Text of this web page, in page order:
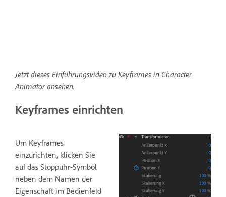
Jetzt dieses Einführungsvideo zu Keyframes in Character
Animator ansehen.
Keyframes einrichten
Um Keyframes
einzurichten, klicken Sie
auf das Stoppuhr-Symbol
neben dem Namen der
Eigenschaft im Bedienfeld